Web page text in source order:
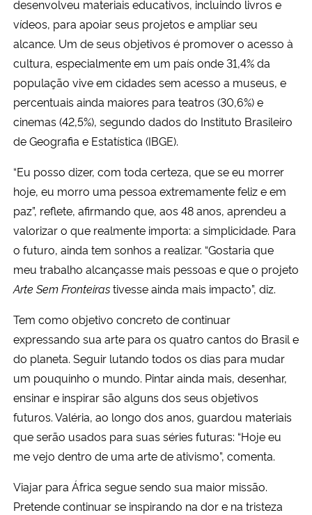
desenvolveu materiais educativos, incluindo livros e
vídeos, para apoiar seus projetos e ampliar seu
alcance. Um de seus objetivos é promover o acesso à
cultura, especialmente em um país onde 31,4% da
população vive em cidades sem acesso a museus, e
percentuais ainda maiores para teatros (30,6%) e
cinemas (42,5%), segundo dados do Instituto Brasileiro
de Geografia e Estatística (IBGE).
“Eu posso dizer, com toda certeza, que se eu morrer
hoje, eu morro uma pessoa extremamente feliz e em
paz”, reflete, afirmando que, aos 48 anos, aprendeu a
valorizar o que realmente importa: a simplicidade. Para
o futuro, ainda tem sonhos a realizar. “Gostaria que
meu trabalho alcançasse mais pessoas e que o projeto
Arte Sem Fronteirastivesse ainda mais impacto”, diz.
Tem como objetivo concreto de continuar
expressando sua arte para os quatro cantos do Brasil e
do planeta. Seguir lutando todos os dias para mudar
um pouquinho o mundo. Pintar ainda mais, desenhar,
ensinar e inspirar são alguns dos seus objetivos
futuros. Valéria, ao longo dos anos, guardou materiais
que serão usados para suas séries futuras: “Hoje eu
me vejo dentro de uma arte de ativismo”, comenta.
Viajar para África segue sendo sua maior missão.
Pretende continuar se inspirando na dor e na tristeza